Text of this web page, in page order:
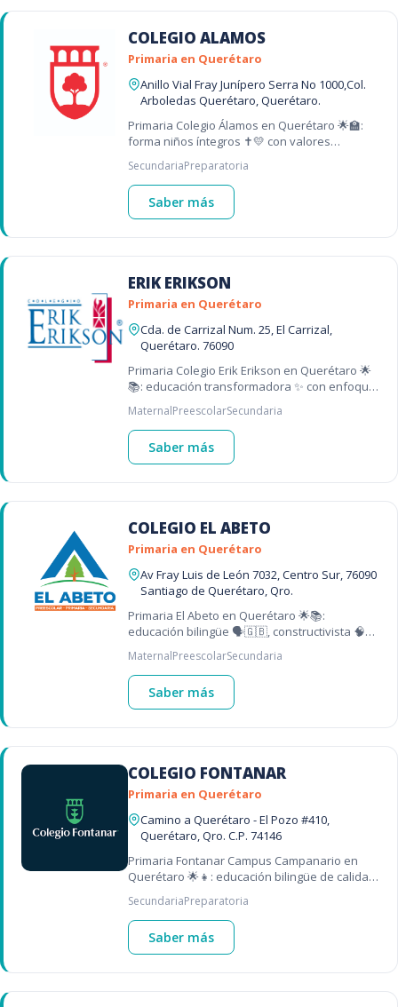
COLEGIO ALAMOS
Primaria en Querétaro
Anillo Vial Fray Junípero Serra No 1000,Col.
Arboledas Querétaro, Querétaro.
Primaria Colegio Álamos en Querétaro 🌟🏫:
forma niños íntegros ✝️💛 con valores
cristianos 🌱✝️ y habilidades STEM 🧪💻📐 – una
de las mejores primarias en Querétaro
SecundariaPreparatoria
Saber más
ERIK ERIKSON
Primaria en Querétaro
Cda. de Carrizal Num. 25, El Carrizal,
Querétaro. 76090
Primaria Colegio Erik Erikson en Querétaro 🌟
📚: educación transformadora ✨ con enfoque
en aprendizaje autónomo 🤓 y bilingüe 🗣️ –
una de las mejores escuelas en Q
MaternalPreescolarSecundaria
Saber más
COLEGIO EL ABETO
Primaria en Querétaro
Av Fray Luis de León 7032, Centro Sur, 76090
Santiago de Querétaro, Qro.
Primaria El Abeto en Querétaro 🌟📚:
educación bilingüe 🗣️🇬🇧, constructivista 🧠✨
y formación integral 🌱💖 para niños – una de
las mejores primarias en Querétaro 🏫📍
MaternalPreescolarSecundaria
Saber más
COLEGIO FONTANAR
Primaria en Querétaro
Camino a Querétaro - El Pozo #410,
Querétaro, Qro. C.P. 74146
Primaria Fontanar Campus Campanario en
Querétaro 🌟👧: educación bilingüe de calidad
🗣️🇬🇧, valores ✝️💛 y desarrollo integral 🌱💖
para niñas – una de las mejores pr
SecundariaPreparatoria
Saber más